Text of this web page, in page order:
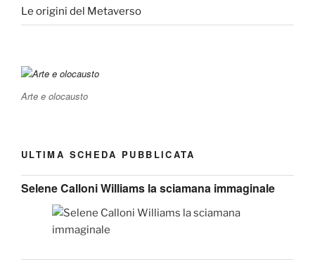
Le origini del Metaverso
Arte e olocausto
ULTIMA SCHEDA PUBBLICATA
Selene Calloni Williams la sciamana immaginale